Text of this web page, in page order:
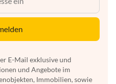
E-Mail exklusive und
und Angebote im
Immobilien, sowie